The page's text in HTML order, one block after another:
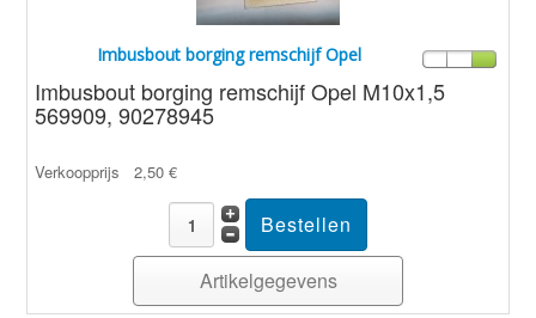
Imbusbout borging remschijf Opel
Imbusbout borging remschijf Opel M10x1,5
569909, 90278945
Verkoopprijs 2,50 €
Artikelgegevens